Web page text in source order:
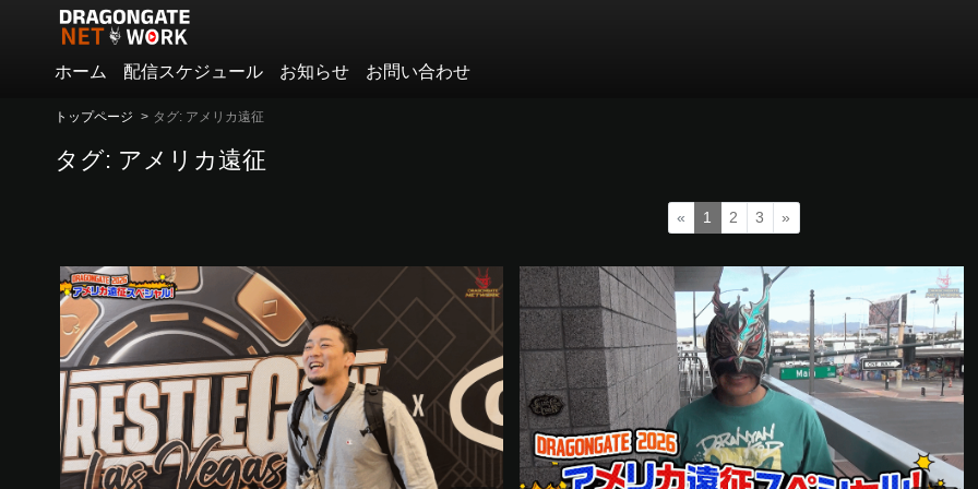
ホーム 配信スケジュール お知らせ お問い合わせ
トップページ タグ: アメリカ遠征
タグ: アメリカ遠征
« 1 2 3 »